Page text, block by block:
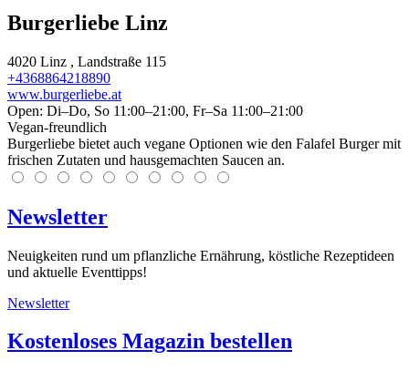
Burgerliebe Linz
4020 Linz , Landstraße 115
+4368864218890
www.burgerliebe.at
Open: Di–Do, So 11:00–21:00, Fr–Sa 11:00–21:00
Vegan-freundlich
Burgerliebe bietet auch vegane Optionen wie den Falafel Burger mit
frischen Zutaten und hausgemachten Saucen an.
Newsletter
Neuigkeiten rund um pflanzliche Ernährung, köstliche Rezeptideen
und aktuelle Eventtipps!
Newsletter
Kostenloses Magazin bestellen